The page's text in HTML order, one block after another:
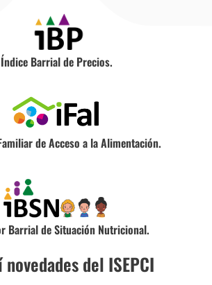
Índice Barrial de Precios.
de Acceso a la Alimentación.
Barrial de Situación Nutricional.
del ISEPCI